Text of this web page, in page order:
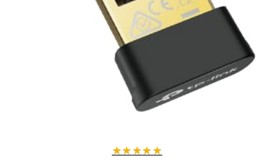
compatible avec MacOS, Linux, Windows 7, 8, 8.1, XP.
★★★★★